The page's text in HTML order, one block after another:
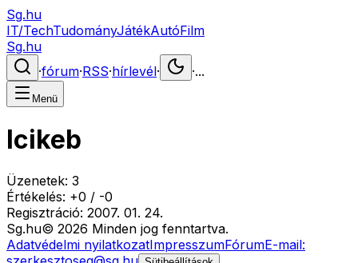
Sg.hu
IT/TechTudományJátékAutóFilm
Sg.hu
·fórum·RSS·hírlevél· ·...
Menü
Icikeb
Üzenetek: 3
Értékelés: +0 / -0
Regisztráció: 2007. 01. 24.
Sg.hu© 2026 Minden jog fenntartva.
Adatvédelmi nyilatkozatImpresszumFórumE-mail: